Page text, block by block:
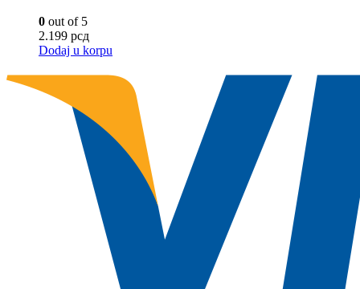
0 out of 5
2.199 рсд
Dodaj u korpu